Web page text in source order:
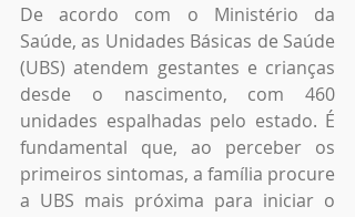
De acordo com o Ministério da
Saúde, as Unidades Básicas de Saúde
(UBS) atendem gestantes e crianças
desde o nascimento, com 460
unidades espalhadas pelo estado. É
fundamental que, ao perceber os
primeiros sintomas, a família procure
a UBS mais próxima para iniciar o